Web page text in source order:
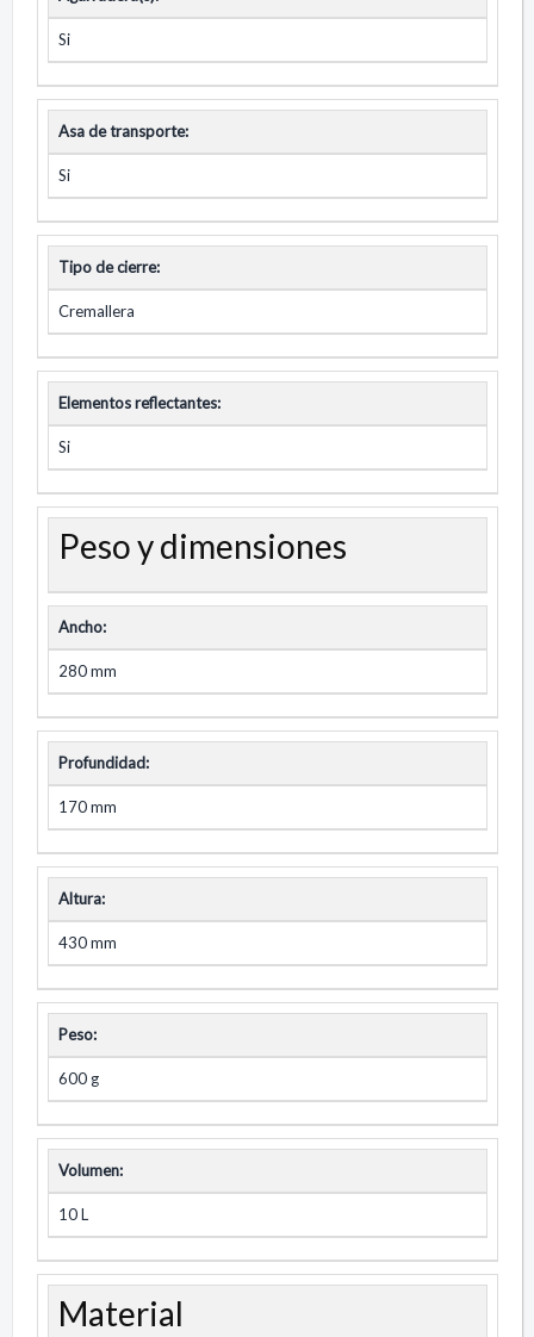
Si
Asa de transporte:
Si
Tipo de cierre:
Cremallera
Elementos reflectantes:
Si
Peso y dimensiones
Ancho:
280 mm
Profundidad:
170 mm
Altura:
430 mm
Peso:
600 g
Volumen:
10 L
Material